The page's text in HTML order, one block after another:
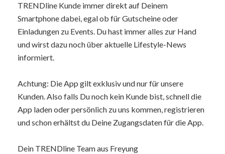
TRENDline Kunde immer direkt auf Deinem
Smartphone dabei, egal ob für Gutscheine oder
Einladungen zu Events. Du hast immer alles zur Hand
und wirst dazu noch über aktuelle Lifestyle-News
informiert.
Achtung: Die App gilt exklusiv und nur für unsere
Kunden. Also falls Du noch kein Kunde bist, schnell die
App laden oder persönlich zu uns kommen, registrieren
und schon erhältst du Deine Zugangsdaten für die App.
Dein TRENDline Team aus Freyung